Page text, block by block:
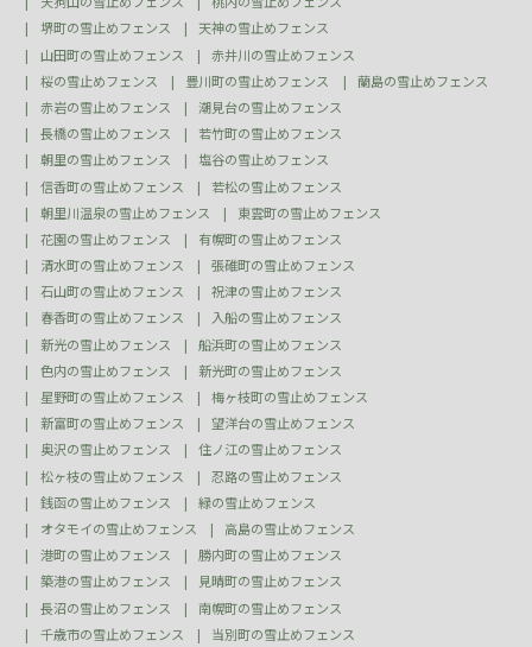
堺町の雪止めフェンス
天神の雪止めフェンス
山田町の雪止めフェンス
赤井川の雪止めフェンス
桜の雪止めフェンス
豊川町の雪止めフェンス
蘭島の雪止めフェンス
赤岩の雪止めフェンス
潮見台の雪止めフェンス
長橋の雪止めフェンス
若竹町の雪止めフェンス
朝里の雪止めフェンス
塩谷の雪止めフェンス
信香町の雪止めフェンス
若松の雪止めフェンス
朝里川温泉の雪止めフェンス
東雲町の雪止めフェンス
花園の雪止めフェンス
有幌町の雪止めフェンス
清水町の雪止めフェンス
張碓町の雪止めフェンス
石山町の雪止めフェンス
祝津の雪止めフェンス
春香町の雪止めフェンス
入船の雪止めフェンス
新光の雪止めフェンス
船浜町の雪止めフェンス
色内の雪止めフェンス
新光町の雪止めフェンス
星野町の雪止めフェンス
梅ヶ枝町の雪止めフェンス
新富町の雪止めフェンス
望洋台の雪止めフェンス
奥沢の雪止めフェンス
住ノ江の雪止めフェンス
松ヶ枝の雪止めフェンス
忍路の雪止めフェンス
銭函の雪止めフェンス
緑の雪止めフェンス
オタモイの雪止めフェンス
高島の雪止めフェンス
港町の雪止めフェンス
勝内町の雪止めフェンス
築港の雪止めフェンス
見晴町の雪止めフェンス
長沼の雪止めフェンス
南幌町の雪止めフェンス
千歳市の雪止めフェンス
当別町の雪止めフェンス